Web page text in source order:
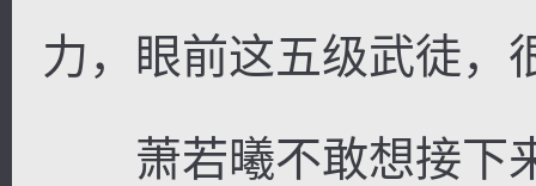
力，眼前这五级武徒，
萧若曦不敢想接下